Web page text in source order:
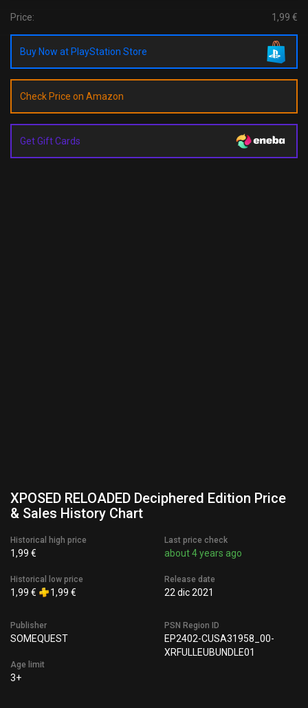
Price: 1,99 €
Buy Now at PlayStation Store
Check Price on Amazon
Get Gift Cards
XPOSED RELOADED Deciphered Edition Price
& Sales History Chart
Historical high price
1,99 €
Historical low price
1,99 € 1,99 €
Last price check
about 4 years ago
Release date
22 dic 2021
Publisher
SOMEQUEST
Age limit
3+
PSN Region ID
EP2402-CUSA31958_00-
XRFULLEUBUNDLE01